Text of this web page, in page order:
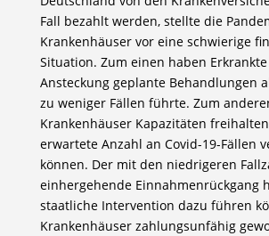
Fall bezahlt werden, stellte die
Krankenhäuser vor eine schwierige
Situation. Zum einen haben
Ansteckung geplante Behandlungen
zu weniger Fällen führte. Zum
Krankenhäuser Kapazitäten
erwartete Anzahl an Covid-19-Fällen
können. Der mit den niedrigeren
einhergehende Einnahmenrückgang
staatliche Intervention dazu führen
Krankenhäuser zahlungsunfähig